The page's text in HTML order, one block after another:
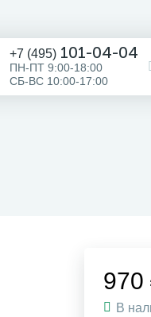
+7 (495) 101-04-04
ПН-ПТ 9:00-18:00
СБ-ВС 10:00-17:00
970
В